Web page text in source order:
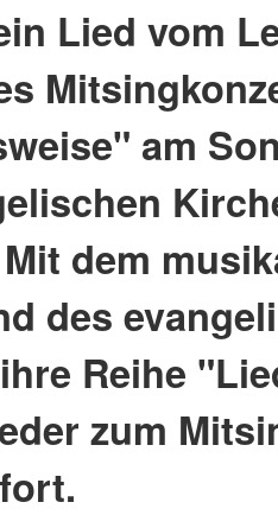
Lied vom
am
dem
des
Reihe
zum